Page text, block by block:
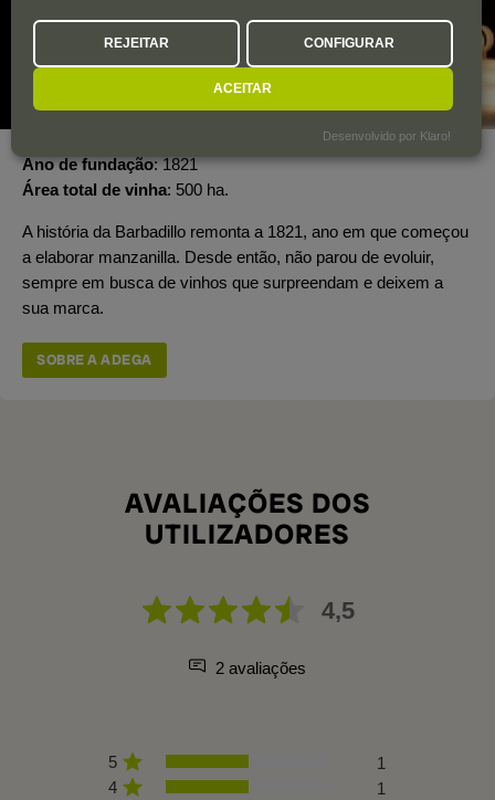
Ano de fundação 1821
Área total de vinha 500 ha.
A história da Barbadillo remonta a 1821, ano em que começou
a elaborar manzanilla. Desde então, não parou de evoluir,
sempre em busca de vinhos que surpreendam e deixem a
sua marca.
SOBRE A ADEGA
AVALIAÇÕES DOS
UTILIZADORES
4,5
2 avaliações
5
1
4
1
REJEITAR CONFIGURAR
ACEITAR
Desenvolvido por Klaro!